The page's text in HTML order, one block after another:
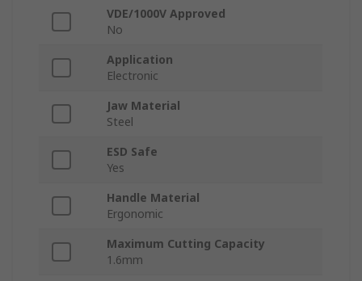
VDE/1000V Approved
No
Application
Electronic
Jaw Material
Steel
ESD Safe
Yes
Handle Material
Ergonomic
Maximum Cutting Capacity
1.6mm